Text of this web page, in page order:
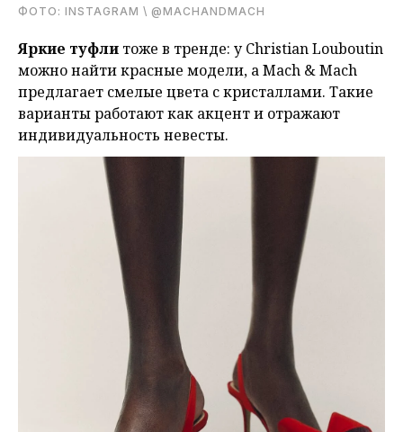
ФОТО: INSTAGRAM \ @MACHANDMACH
Яркие туфли тоже в тренде: у Christian Louboutin
можно найти красные модели, а Mach & Mach
предлагает смелые цвета с кристаллами. Такие
варианты работают как акцент и отражают
индивидуальность невесты.